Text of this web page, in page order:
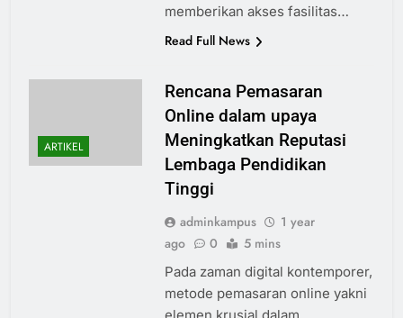
memberikan akses fasilitas…
Read Full News
ARTIKEL
Rencana Pemasaran
Online dalam upaya
Meningkatkan Reputasi
Lembaga Pendidikan
Tinggi
adminkampus
1 year
ago
0 5 mins
Pada zaman digital kontemporer,
metode pemasaran online yakni